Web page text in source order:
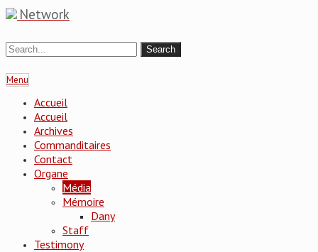
Network
Menu
Accueil
Accueil
Archives
Commanditaires
Contact
Organe
Média
Mémoire
Dany
Staff
Testimony